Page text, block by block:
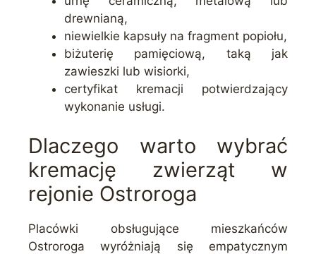
drewnianą,
niewielkie kapsuły na fragment popiołu,
biżuterię pamięciową, taką jak
zawieszki lub wisiorki,
certyfikat kremacji potwierdzający
wykonanie usługi.
Dlaczego warto wybrać
kremację zwierząt w
rejonie Ostroroga
Placówki obsługujące mieszkańców
Ostroroga wyróżniają się empatycznym